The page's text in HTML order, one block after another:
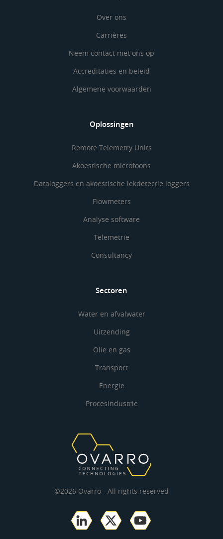
Over ons
Carrières
Neem contact met ons op
Accreditaties en beleid
Algemene voorwaarden
Oplossingen
Remote Telemetry Units
Akoestische microfoons
Dataloggers en akoestische lekdetectie loggers
Flowmeters
Analyse software
Telemetrie
Consultancy
Sectoren
Water en afvalwater
Uitzending
Olie en gas
Transport
Energie
Procesindustrie
©2026 Ovarro - All rights reserved